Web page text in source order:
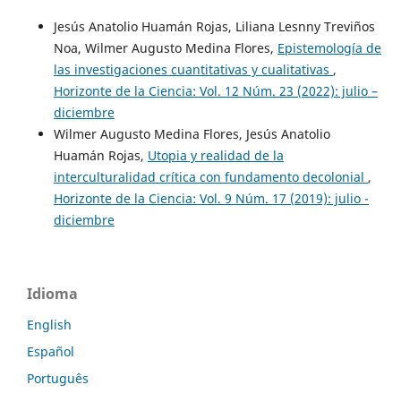
Jesús Anatolio Huamán Rojas, Liliana Lesnny Treviños
Noa, Wilmer Augusto Medina Flores, Epistemología de
las investigaciones cuantitativas y cualitativas ,
Horizonte de la Ciencia: Vol. 12 Núm. 23 (2022): julio –
diciembre
Wilmer Augusto Medina Flores, Jesús Anatolio
Huamán Rojas, Utopia y realidad de la
interculturalidad crítica con fundamento decolonial ,
Horizonte de la Ciencia: Vol. 9 Núm. 17 (2019): julio -
diciembre
Idioma
English
Español
Português